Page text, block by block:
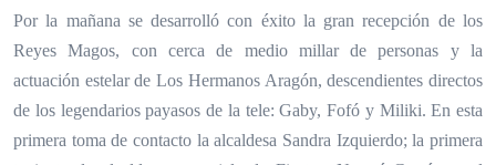
Por la mañana se desarrolló con éxito la gran recepción de los
Reyes Magos, con cerca de medio millar de personas y la
actuación estelar de Los Hermanos Aragón, descendientes directos
de los legendarios payasos de la tele: Gaby, Fofó y Miliki. En esta
primera toma de contacto la alcaldesa Sandra Izquierdo; la primera